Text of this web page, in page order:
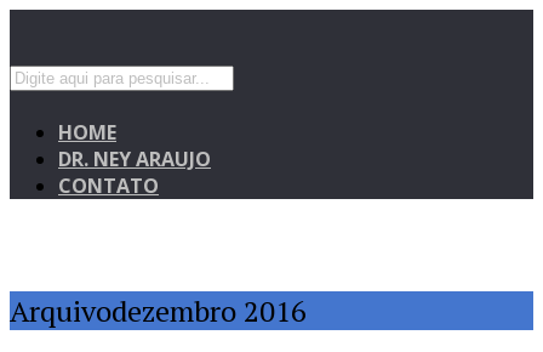
HOME
DR. NEY ARAUJO
CONTATO
Arquivodezembro 2016